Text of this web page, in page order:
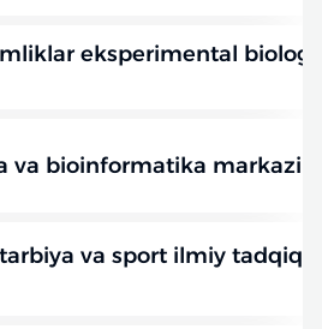
eksperimental
va bioinformatika markazi
va sport ilmiy